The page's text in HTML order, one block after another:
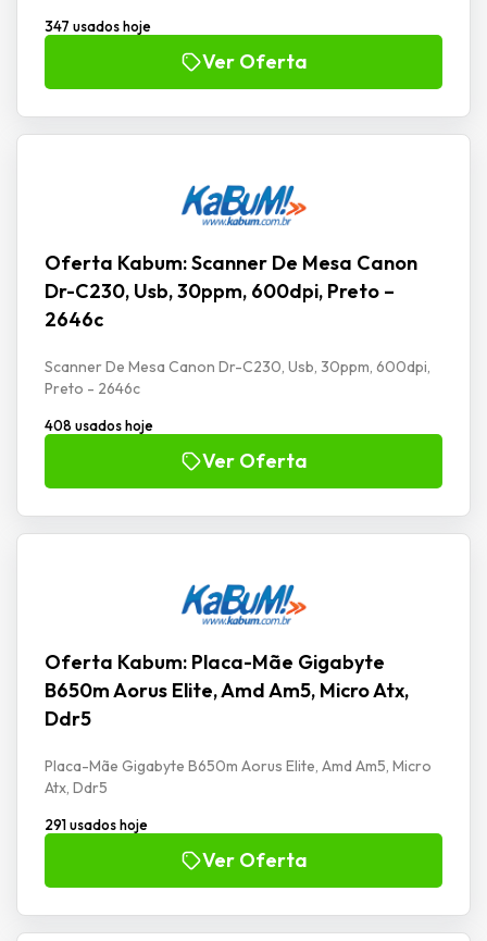
347 usados hoje
Ver Oferta
Oferta Kabum: Scanner De Mesa Canon
Dr-C230, Usb, 30ppm, 600dpi, Preto –
2646c
Scanner De Mesa Canon Dr-C230, Usb, 30ppm, 600dpi,
Preto - 2646c
408 usados hoje
Ver Oferta
Oferta Kabum: Placa-Mãe Gigabyte
B650m Aorus Elite, Amd Am5, Micro Atx,
Ddr5
Placa-Mãe Gigabyte B650m Aorus Elite, Amd Am5, Micro
Atx, Ddr5
291 usados hoje
Ver Oferta